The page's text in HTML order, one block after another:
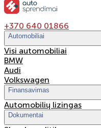
+370 640 01866
Automobiliai
Visi automobiliai
BMW
Audi
Volkswagen
Finansavimas
Automobilių lizingas
Dokumentai